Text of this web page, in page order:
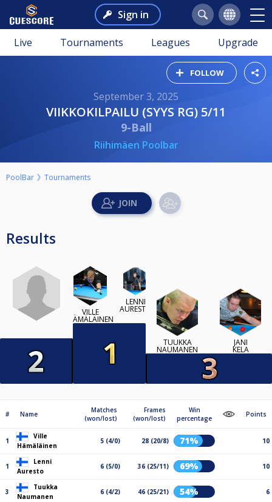
Sign in
Live Tournaments Leagues Upgrade
FOLLOW
September 3, 2025
VIIKKOKILPAILU (SYYS RG) 5/11
9-Ball
Riihimäen Poolbar
PoolBar Tournaments
Results
VILLE
HÄMÄLÄINEN
LENNI
AURESTO
TUUKKA
NAUMANEN
JANI
KELA
# Name
Matches
(won/lost)
Frames
(won/lost)
Win
percentage
Points
1
Ville
Hämäläinen
5 (4/0) 28 (20/8) 71% 10
1
Lenni
Auresto
6 (5/0) 36 (25/11) 69% 10
3
Tuukka
Naumanen
6 (4/2) 46 (25/21) 54% 6